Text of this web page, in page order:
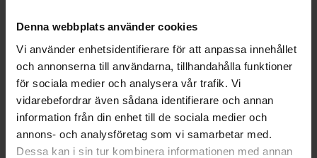
Denna webbplats använder cookies
Vi använder enhetsidentifierare för att anpassa innehållet
och annonserna till användarna, tillhandahålla funktioner
för sociala medier och analysera vår trafik. Vi
vidarebefordrar även sådana identifierare och annan
information från din enhet till de sociala medier och
annons- och analysföretag som vi samarbetar med.
Dessa kan i sin tur kombinera informationen med annan
Produktdokument
Användarmanual
Svenska
Ladda ner